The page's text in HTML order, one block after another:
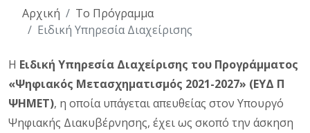
Αρχική
Το Πρόγραμμα
Ειδική Υπηρεσία Διαχείρισης
Η Ειδική Υπηρεσία Διαχείρισης του Προγράμματος
«Ψηφιακός Μετασχηματισμός 2021-2027» (ΕΥΔ Π
ΨΗΜΕΤ), η οποία υπάγεται απευθείας στον Υπουργό
Ψηφιακής Διακυβέρνησης, έχει ως σκοπό την άσκηση